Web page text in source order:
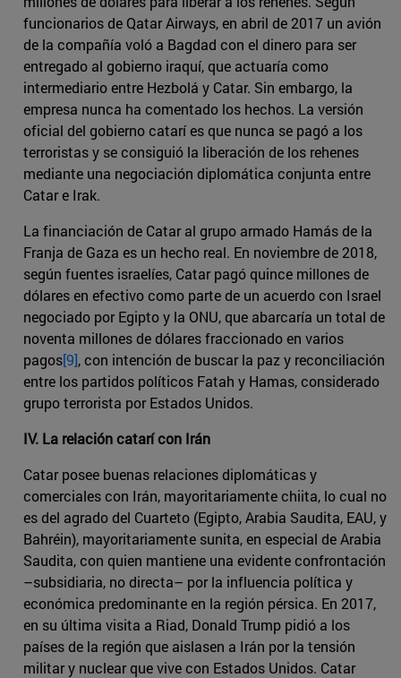
funcionarios de Qatar Airways, en abril de 2017 un avión
de la compañía voló a Bagdad con el dinero para ser
entregado al gobierno iraquí, que actuaría como
intermediario entre Hezbolá y Catar. Sin embargo, la
empresa nunca ha comentado los hechos. La versión
oficial del gobierno catarí es que nunca se pagó a los
terroristas y se consiguió la liberación de los rehenes
mediante una negociación diplomática conjunta entre
Catar e Irak.
La financiación de Catar al grupo armado Hamás de la
Franja de Gaza es un hecho real. En noviembre de 2018,
según fuentes israelíes, Catar pagó quince millones de
dólares en efectivo como parte de un acuerdo con Israel
negociado por Egipto y la ONU, que abarcaría un total de
noventa millones de dólares fraccionado en varios
pagos[9], con intención de buscar la paz y reconciliación
entre los partidos políticos Fatah y Hamas, considerado
grupo terrorista por Estados Unidos.
IV. La relación catarí con Irán
Catar posee buenas relaciones diplomáticas y
comerciales con Irán, mayoritariamente chiita, lo cual no
es del agrado del Cuarteto (Egipto, Arabia Saudita, EAU, y
Bahréin), mayoritariamente sunita, en especial de Arabia
Saudita, con quien mantiene una evidente confrontación
–subsidiaria, no directa– por la influencia política y
económica predominante en la región pérsica. En 2017,
en su última visita a Riad, Donald Trump pidió a los
países de la región que aislasen a Irán por la tensión
militar y nuclear que vive con Estados Unidos. Catar